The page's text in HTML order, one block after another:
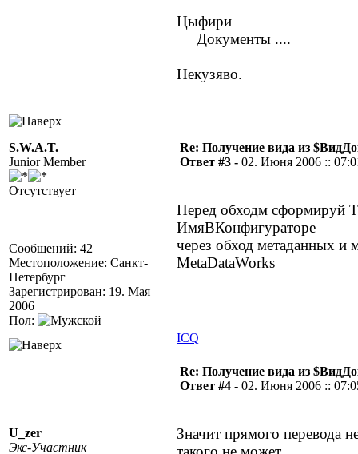
Цыфири
Документы ....
Некузяво.
S.W.A.T.
Junior Member
Отсутствует
Сообщений: 42
Местоположение: Санкт-
Петербург
Зарегистрирован: 19. Мая
2006
Пол:
Re: Получение вида из
Ответ #3 - 02. Июня 2006 ::
Перед обходм сформируй
ИмяВКонфигураторе
через обход метаданных и
MetaDataWorks
ICQ
U_zer
Экс-Участник
Re: Получение вида из
Ответ #4 - 02. Июня 2006 ::
Значит прямого перевода